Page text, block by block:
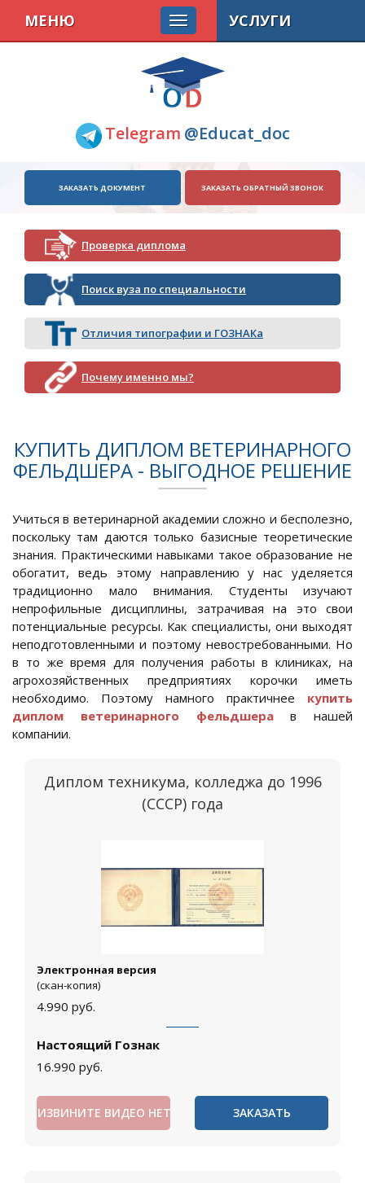
Telegram @Educat_doc
МЕНЮ
ЗАКАЗАТЬ ДОКУМЕНТ ЗАКАЗАТЬ ОБРАТНЫЙ ЗВОНОК
Проверка диплома
Поиск вуза по специальности
Отличия типографии и ГОЗНАКа
Почему именно мы?
УСЛУГИ
КУПИТЬ ДИПЛОМ ВЕТЕРИНАРНОГО
ФЕЛЬДШЕРА - ВЫГОДНОЕ РЕШЕНИЕ
Учиться в ветеринарной академии сложно и бесполезно,
поскольку там даются только базисные теоретические
знания. Практическими навыками такое образование не
обогатит, ведь этому направлению у нас уделяется
традиционно мало внимания. Студенты изучают
непрофильные дисциплины, затрачивая на это свои
потенциальные ресурсы. Как специалисты, они выходят
неподготовленными и поэтому невостребованными. Но
в то же время для получения работы в клиниках, на
агрохозяйственных предприятиях корочки иметь
необходимо. Поэтому намного практичнее купить
диплом ветеринарного фельдшерав нашей
компании.
Диплом техникума, колледжа до 1996
(СССР) года
Электронная версия
(скан-копия)
4.990 руб.
Настоящий Гознак
16.990 руб.
ИЗВИНИТЕ ВИДЕО НЕТ ЗАКАЗАТЬ